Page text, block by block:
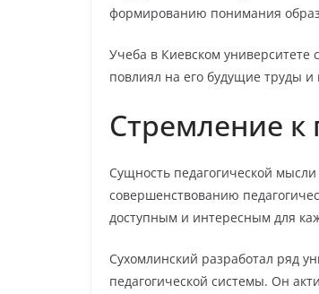
формированию понимания
Учеба в Киевском университете
повлиял на его будущие труды и
Стремление к
Сущность педагогической
совершенствованию
доступным и интересным для
Сухомлинский разработал ряд
педагогической системы. Он